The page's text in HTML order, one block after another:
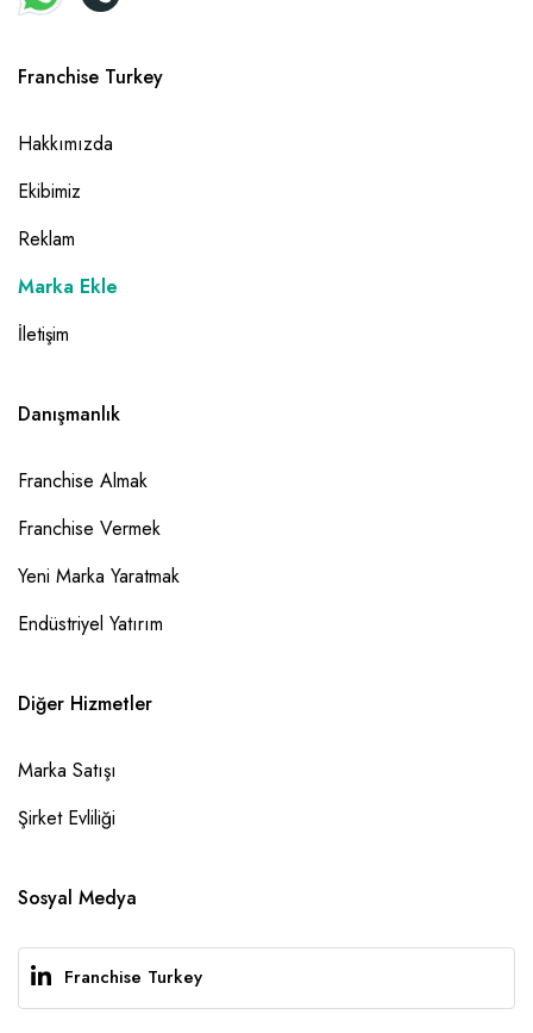
Franchise Turkey
Hakkımızda
Ekibimiz
Reklam
Marka Ekle
İletişim
Danışmanlık
Franchise Almak
Franchise Vermek
Yeni Marka Yaratmak
Endüstriyel Yatırım
Diğer Hizmetler
Marka Satışı
Şirket Evliliği
Sosyal Medya
Franchise Turkey